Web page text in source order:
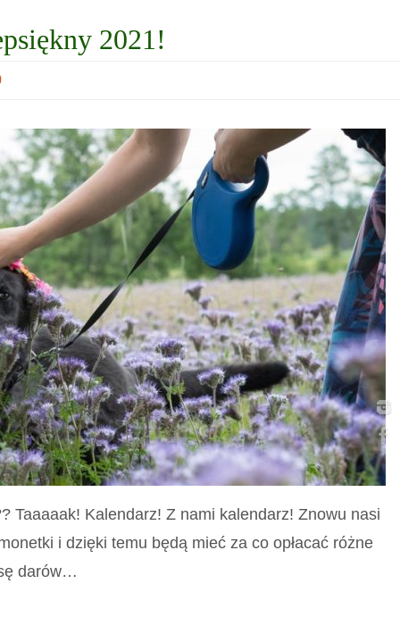
2021!
Taaaaak! Kalendarz! Z nami kalendarz! Znowu nasi
i dzięki temu będą mieć za co opłacać różne
darów…